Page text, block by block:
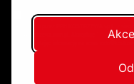
Wyrażam zgodę na przetwarzanie moich
Politykę
chwili wysyłając informację na adres